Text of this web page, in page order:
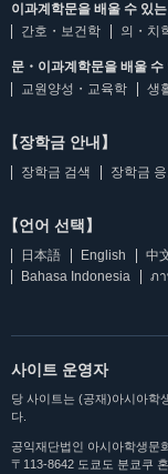
이과계학문을 배울 수 있는
간호・보건학
의・치
문・이과계학문을 배울 수
교원양성・교육학
생
【장학금 안내】
장학금 검색 장학금
【언어 선택】
日本語 English 中
Bahasa Indonesia
ภ
사이트 운영자
당 사이트는 (공재)아시아학
다.
공익재단법인 아시아학생문
〒113-8642 도쿄도 분쿄쿠